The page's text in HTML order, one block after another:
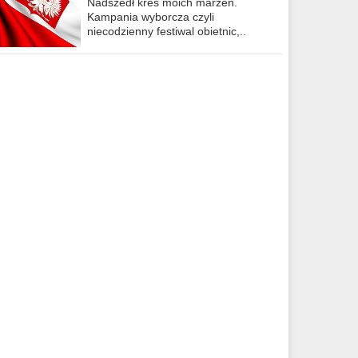
Kampania wyborcza czyli
niecodzienny festiwal obietnic,..